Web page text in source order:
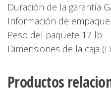
Duración de la garantía
Información de empaque
Peso del paquete 17 lb
Dimensiones de la caja
Productos